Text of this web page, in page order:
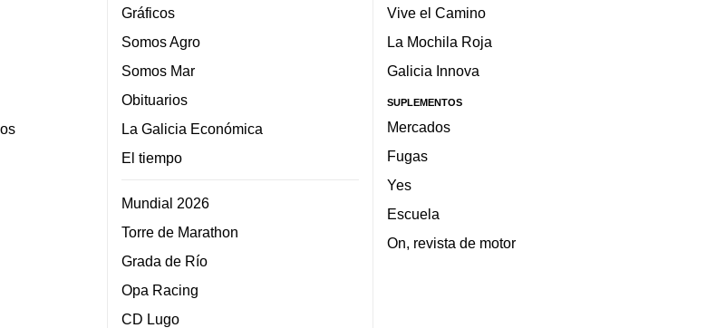
Gráficos
Somos Agro
Somos Mar
Obituarios
La Galicia Económica
El tiempo
Mundial 2026
Torre de Marathon
Grada de Río
Opa Racing
CD Lugo
Vive el Camino
La Mochila Roja
Galicia Innova
SUPLEMENTOS
Mercados
Fugas
Yes
Escuela
On, revista de motor